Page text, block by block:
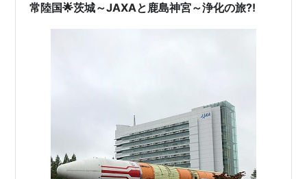
常陸国🌟茨城～JAXAと鹿島神宮～浄化の旅?!